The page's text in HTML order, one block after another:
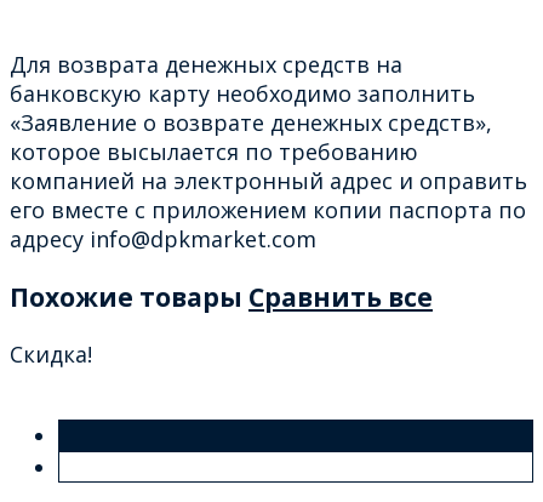
Для возврата денежных средств на
банковскую карту необходимо заполнить
«Заявление о возврате денежных средств»,
которое высылается по требованию
компанией на электронный адрес и оправить
его вместе с приложением копии паспорта по
адресу info@dpkmarket.com
Похожие товары Сравнить все
Скидка!